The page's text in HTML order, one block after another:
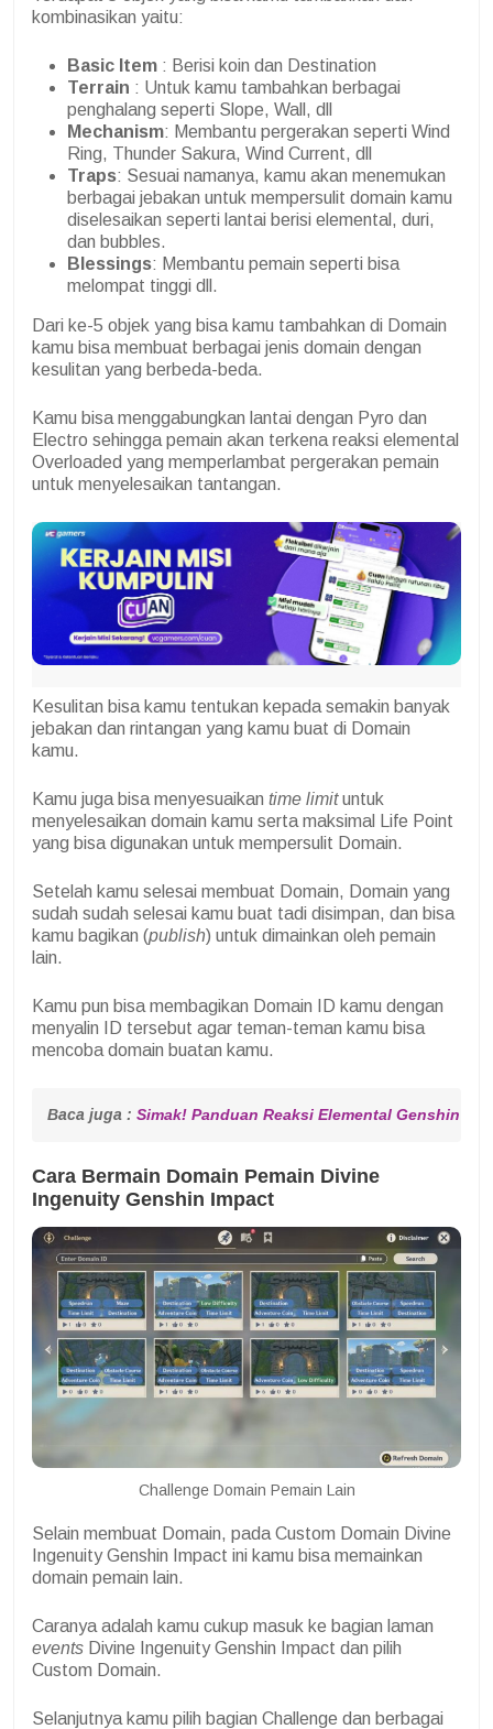
kombinasikan yaitu:
Basic Item : Berisi koin dan Destination
Terrain : Untuk kamu tambahkan berbagai
penghalang seperti Slope, Wall, dll
Mechanism: Membantu pergerakan seperti Wind
Ring, Thunder Sakura, Wind Current, dll
Traps: Sesuai namanya, kamu akan menemukan
berbagai jebakan untuk mempersulit domain kamu
diselesaikan seperti lantai berisi elemental, duri,
dan bubbles.
Blessings: Membantu pemain seperti bisa
melompat tinggi dll.
Dari ke-5 objek yang bisa kamu tambahkan di Domain
kamu bisa membuat berbagai jenis domain dengan
kesulitan yang berbeda-beda.
Kamu bisa menggabungkan lantai dengan Pyro dan
Electro sehingga pemain akan terkena reaksi elemental
Overloaded yang memperlambat pergerakan pemain
untuk menyelesaikan tantangan.
Kesulitan bisa kamu tentukan kepada semakin banyak
jebakan dan rintangan yang kamu buat di Domain
kamu.
Kamu juga bisa menyesuaikan time limituntuk
menyelesaikan domain kamu serta maksimal Life Point
yang bisa digunakan untuk mempersulit Domain.
Setelah kamu selesai membuat Domain, Domain yang
sudah sudah selesai kamu buat tadi disimpan, dan bisa
kamu bagikan (publish) untuk dimainkan oleh pemain
lain.
Kamu pun bisa membagikan Domain ID kamu dengan
menyalin ID tersebut agar teman-teman kamu bisa
mencoba domain buatan kamu.
Baca juga : Simak! Panduan Reaksi Elemental Genshin
Cara Bermain Domain Pemain Divine
Ingenuity Genshin Impact
Challenge Domain Pemain Lain
Selain membuat Domain, pada Custom Domain Divine
Ingenuity Genshin Impact ini kamu bisa memainkan
domain pemain lain.
Caranya adalah kamu cukup masuk ke bagian laman
events Divine Ingenuity Genshin Impact dan pilih
Custom Domain.
Selanjutnya kamu pilih bagian Challenge dan berbagai